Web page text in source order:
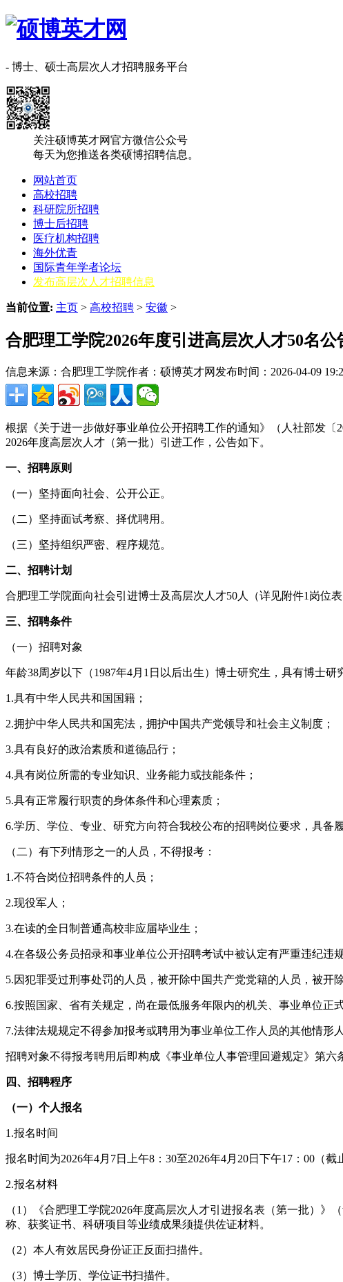
- 博士、硕士高层次人才招聘服务平台
关注硕博英才网官方微信公众号
每天为您推送各类硕博招聘信息。
网站首页
高校招聘
科研院所招聘
博士后招聘
医疗机构招聘
海外优青
国际青年学者论坛
发布高层次人才招聘信息
当前位置: 主页 > 高校招聘 > 安徽 >
合肥理工学院2026年度引进高层次人才50名公
信息来源：合肥理工学院作者：硕博英才网 发布时间：2026-04-09
根据《关于进一步做好事业单位公开招聘工作的通知》（人社部发
2026年度高层次人才（第一批）引进工作，公告如下。
一、招聘原则
（一）坚持面向社会、公开公正。
（二）坚持面试考察、择优聘用。
（三）坚持组织严密、程序规范。
二、招聘计划
合肥理工学院面向社会引进博士及高层次人才50人（详见附件1岗位表
三、招聘条件
（一）招聘对象
年龄38周岁以下（1987年4月1日以后出生）博士研究生，具有博士
1.具有中华人民共和国国籍；
2.拥护中华人民共和国宪法，拥护中国共产党领导和社会主义制度；
3.具有良好的政治素质和道德品行；
4.具有岗位所需的专业知识、业务能力或技能条件；
5.具有正常履行职责的身体条件和心理素质；
6.学历、学位、专业、研究方向符合我校公布的招聘岗位要求，具备
（二）有下列情形之一的人员，不得报考：
1.不符合岗位招聘条件的人员；
2.现役军人；
3.在读的全日制普通高校非应届毕业生；
4.在各级公务员招录和事业单位公开招聘考试中被认定有严重违纪违
5.因犯罪受过刑事处罚的人员，被开除中国共产党党籍的人员，被
6.按照国家、省有关规定，尚在最低服务年限内的机关、事业单位正
7.法律法规规定不得参加报考或聘用为事业单位工作人员的其他情形人
招聘对象不得报考聘用后即构成《事业单位人事管理回避规定》第六
四、招聘程序
（一）个人报名
1.报名时间
报名时间为2026年4月7日上午8：30至2026年4月20日下午17：00（截
2.报名材料
（1）《合肥理工学院2026年度高层次人才引进报名表（第一批）
称、获奖证书、科研项目等业绩成果须提供佐证材料。
（2）本人有效居民身份证正反面扫描件。
（3）博士学历、学位证书扫描件。